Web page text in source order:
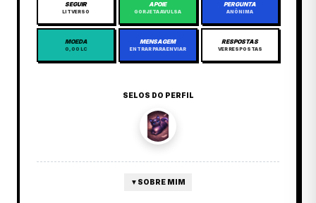
SEGUIR
LITVERSO
APOIE
GORJETA AVULSA
PERGUNTA
ANÔNIMA
MOEDA
0,00 LC
MENSAGEM
ENTRAR PARA ENVIAR
RESPOSTAS
VER RESPOSTAS
SELOS DO PERFIL
▼ SOBRE MIM